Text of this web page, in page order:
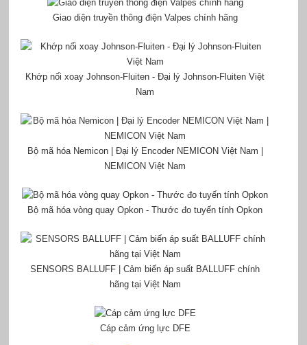
Giao diện truyền thông điện Valpes chính hãng
Khớp nối xoay Johnson-Fluiten - Đại lý Johnson-Fluiten Việt
Nam
Bộ mã hóa Nemicon | Đại lý Encoder NEMICON Việt Nam |
NEMICON Việt Nam
Bộ mã hóa vòng quay Opkon - Thước đo tuyến tính Opkon
SENSORS BALLUFF | Cảm biến áp suất BALLUFF chính
hãng tại Việt Nam
Cáp cảm ứng lực DFE